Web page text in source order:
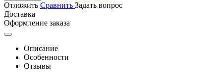
Отложить Сравнить Задать вопрос
Доставка
Оформление заказа
Описание
Особенности
Отзывы